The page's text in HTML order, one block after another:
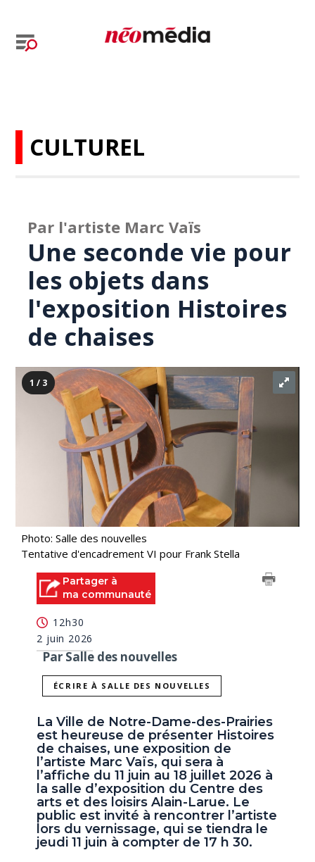
CULTUREL
Par l'artiste Marc Vaïs
Une seconde vie pour
les objets dans
l'exposition Histoires
de chaises
1 / 3
Photo: Salle des nouvelles
Tentative d'encadrement VI pour Frank Stella
Partager à
ma communauté
12h30
2 juin 2026
Par Salle des nouvelles
ÉCRIRE À SALLE DES NOUVELLES
La Ville de Notre-Dame-des-Prairies
est heureuse de présenter Histoires
de chaises, une exposition de
l’artiste Marc Vaïs, qui sera à
l’affiche du 11 juin au 18 juillet 2026 à
la salle d’exposition du Centre des
arts et des loisirs Alain-Larue. Le
public est invité à rencontrer l’artiste
lors du vernissage, qui se tiendra le
jeudi 11 juin à compter de 17 h 30.